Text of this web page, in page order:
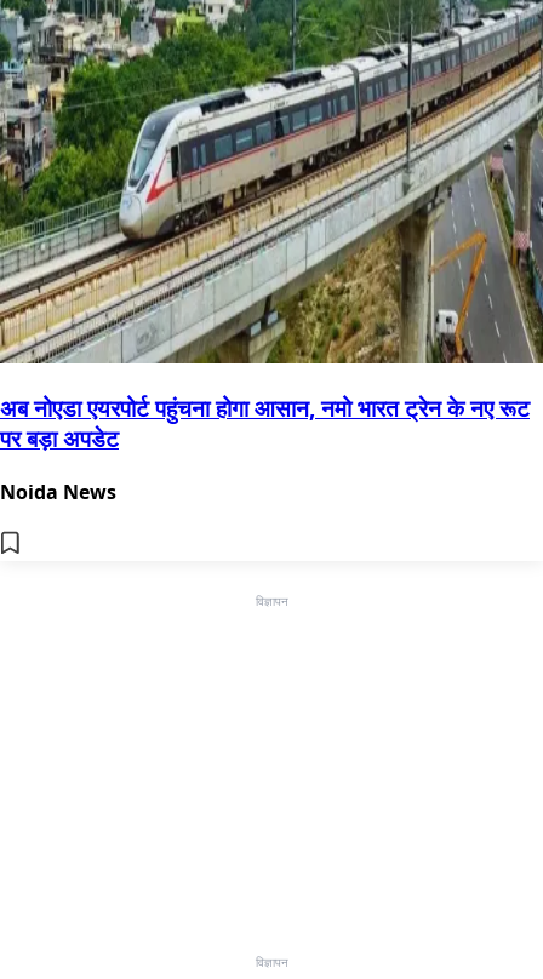
अब नोएडा एयरपोर्ट पहुंचना होगा आसान, नमो भारत ट्रेन के नए रूट
पर बड़ा अपडेट
Noida News
विज्ञापन
विज्ञापन